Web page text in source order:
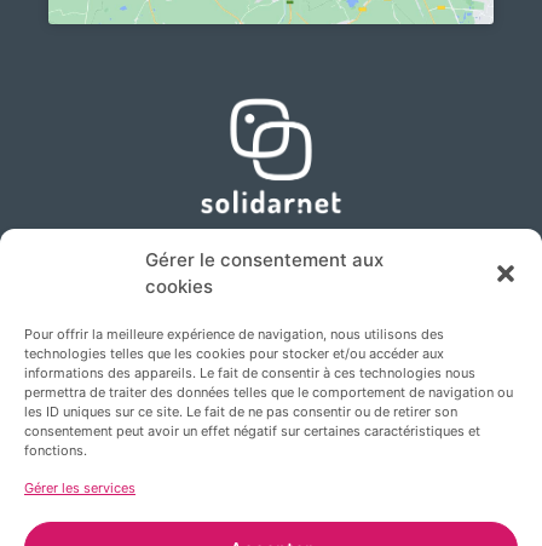
Gérer le consentement aux
cookies
Pour offrir la meilleure expérience de navigation, nous utilisons des
technologies telles que les cookies pour stocker et/ou accéder aux
informations des appareils. Le fait de consentir à ces technologies nous
permettra de traiter des données telles que le comportement de navigation ou
les ID uniques sur ce site. Le fait de ne pas consentir ou de retirer son
consentement peut avoir un effet négatif sur certaines caractéristiques et
fonctions.
Gérer les services